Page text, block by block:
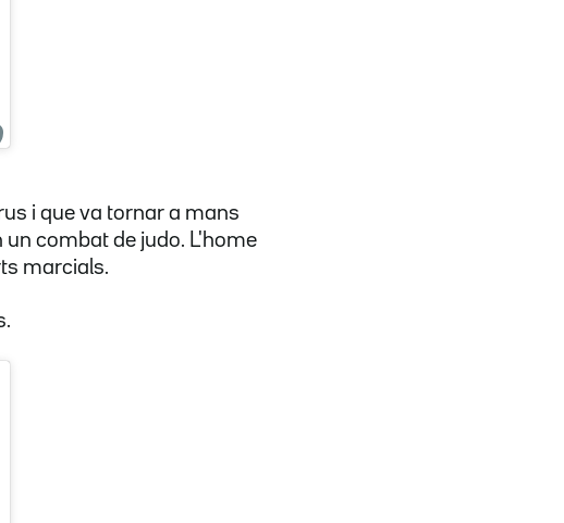
i que va tornar a mans
combat de judo. L'home
marcials.